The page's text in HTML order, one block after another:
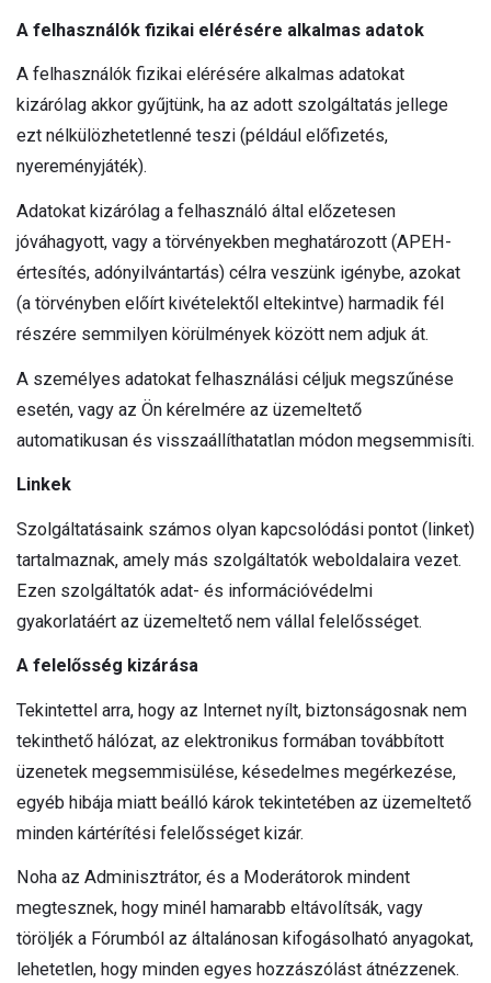
A felhasználók fizikai elérésére alkalmas adatok
A felhasználók fizikai elérésére alkalmas adatokat
kizárólag akkor gyűjtünk, ha az adott szolgáltatás jellege
ezt nélkülözhetetlenné teszi (például előfizetés,
nyereményjáték).
Adatokat kizárólag a felhasználó által előzetesen
jóváhagyott, vagy a törvényekben meghatározott (APEH-
értesítés, adónyilvántartás) célra veszünk igénybe, azokat
(a törvényben előírt kivételektől eltekintve) harmadik fél
részére semmilyen körülmények között nem adjuk át.
A személyes adatokat felhasználási céljuk megszűnése
esetén, vagy az Ön kérelmére az üzemeltető
automatikusan és visszaállíthatatlan módon megsemmisíti.
Linkek
Szolgáltatásaink számos olyan kapcsolódási pontot (linket)
tartalmaznak, amely más szolgáltatók weboldalaira vezet.
Ezen szolgáltatók adat- és információvédelmi
gyakorlatáért az üzemeltető nem vállal felelősséget.
A felelősség kizárása
Tekintettel arra, hogy az Internet nyílt, biztonságosnak nem
tekinthető hálózat, az elektronikus formában továbbított
üzenetek megsemmisülése, késedelmes megérkezése,
egyéb hibája miatt beálló károk tekintetében az üzemeltető
minden kártérítési felelősséget kizár.
Noha az Adminisztrátor, és a Moderátorok mindent
megtesznek, hogy minél hamarabb eltávolítsák, vagy
töröljék a Fórumból az általánosan kifogásolható anyagokat,
lehetetlen, hogy minden egyes hozzászólást átnézzenek.